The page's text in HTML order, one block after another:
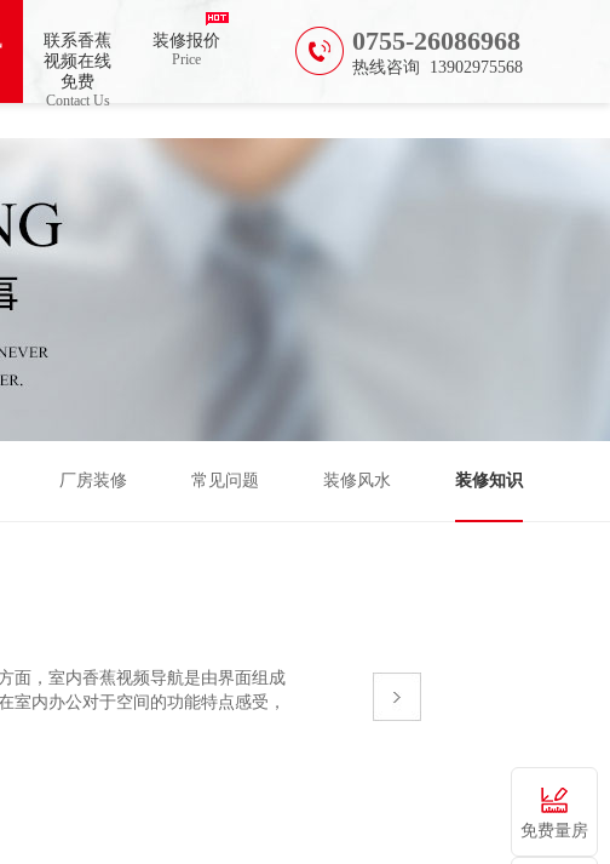
0755-26086968
热线咨询 13902975568
联系香蕉
视频在线
免费
Contact Us
装修报价
Price
厂房装修 常见问题 装修风水 装修知识
，室内香蕉视频导航是由界面组成
在室内办公对于空间的功能特点感受，
免费量房